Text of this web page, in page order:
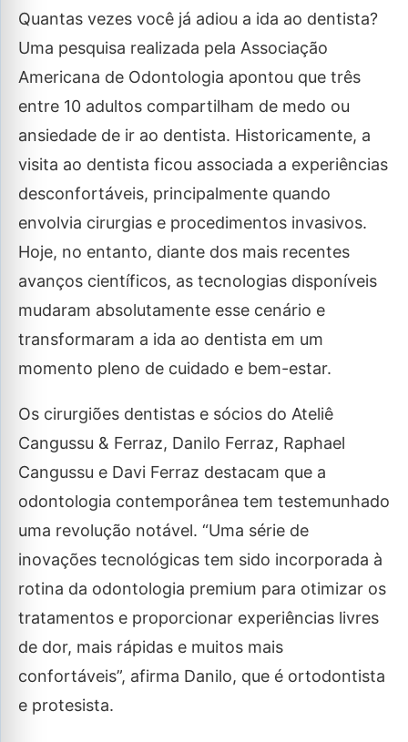
Quantas vezes você já adiou a ida ao dentista?
Uma pesquisa realizada pela Associação
Americana de Odontologia apontou que três
entre 10 adultos compartilham de medo ou
ansiedade de ir ao dentista. Historicamente, a
visita ao dentista ficou associada a experiências
desconfortáveis, principalmente quando
envolvia cirurgias e procedimentos invasivos.
Hoje, no entanto, diante dos mais recentes
avanços científicos, as tecnologias disponíveis
mudaram absolutamente esse cenário e
transformaram a ida ao dentista em um
momento pleno de cuidado e bem-estar.
Os cirurgiões dentistas e sócios do Ateliê
Cangussu & Ferraz, Danilo Ferraz, Raphael
Cangussu e Davi Ferraz destacam que a
odontologia contemporânea tem testemunhado
uma revolução notável. “Uma série de
inovações tecnológicas tem sido incorporada à
rotina da odontologia premium para otimizar os
tratamentos e proporcionar experiências livres
de dor, mais rápidas e muitos mais
confortáveis”, afirma Danilo, que é ortodontista
e protesista.